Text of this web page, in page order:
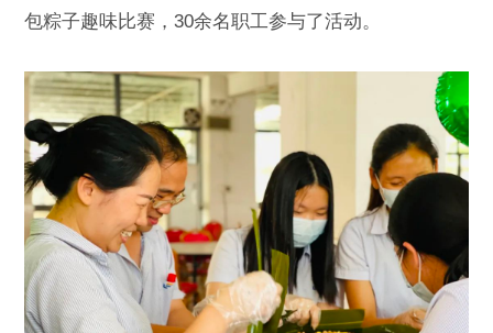
包粽子趣味比赛，30余名职工参与了活动。